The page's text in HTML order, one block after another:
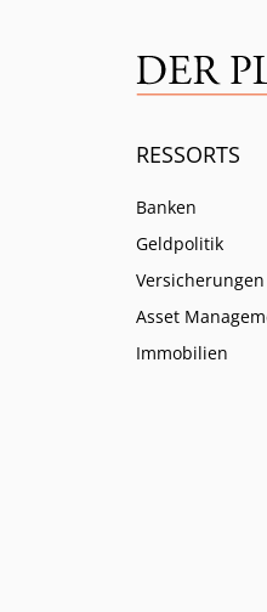
RESSORTS
Banken
Geldpolitik
Versicherungen
Asset
Immobilien